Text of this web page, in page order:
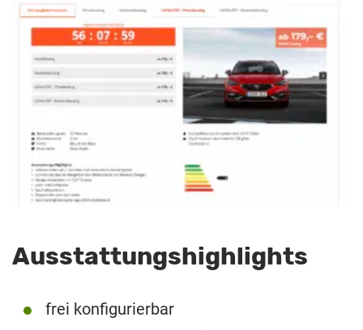
Ausstattungshighlights
frei konfigurierbar